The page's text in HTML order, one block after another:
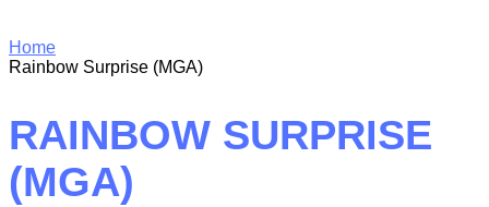
Home
Rainbow Surprise (MGA)
RAINBOW SURPRISE
(MGA)